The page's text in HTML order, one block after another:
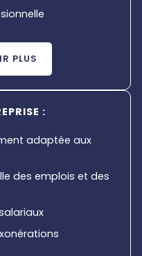
PLUS
:
adaptée aux
des emplois et des